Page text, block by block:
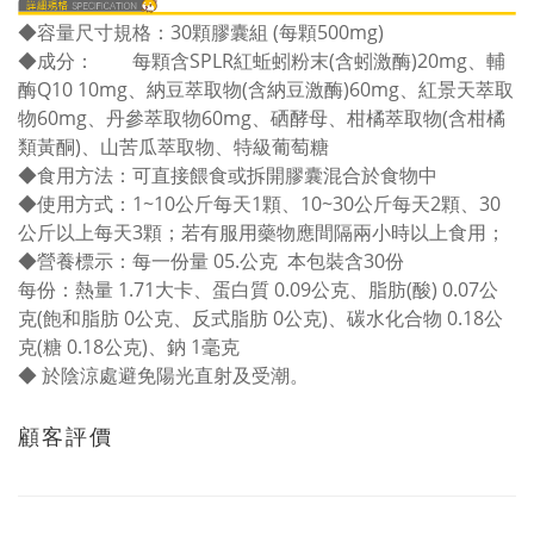
◆容量尺寸規格：30顆膠囊組 (每顆500mg)
◆成分：
每顆含SPLR紅蚯蚓粉末(含蚓激酶)20mg、輔
酶Q10 10mg、納豆萃取物(含納豆激酶)60mg、紅景天萃取
物60mg、丹參萃取物60mg、硒酵母、柑橘萃取物(含柑橘
類黃酮)、山苦瓜萃取物、特級葡萄糖
◆食用方法：可直接餵食或拆開膠囊混合於食物中
◆使用方式：1~10公斤每天1顆、10~30公斤每天2顆、30
公斤以上每天3顆；若有服用藥物應間隔兩小時以上食用；
◆營養標示：每一份量 05.公克 本包裝含30份
每份：熱量 1.71大卡、蛋白質 0.09公克、脂肪(酸) 0.07公
克(飽和脂肪 0公克、反式脂肪 0公克)、碳水化合物 0.18公
克(糖 0.18公克)、鈉 1毫克
◆ 於陰涼處避免陽光直射及受潮。
顧客評價